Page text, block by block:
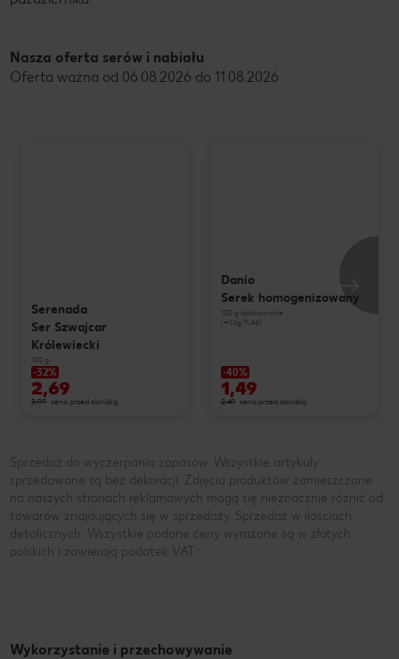
Nasza oferta serów i nabiału
Oferta ważna od 06.08.2026 do 11.08.2026
Serenada
Ser Szwajcar
Królewiecki
100 g
-32%
2,69
3,99 cena przed obniżką
Danio
Serek homogenizowany
130 g opakowanie
(=1 kg 11,46)
-40%
1,49
2,49 cena przed obniżką
Sprzedaż do wyczerpania zapasów. Wszystkie artykuły
sprzedawane są bez dekoracji. Zdjęcia produktów zamieszczone
na naszych stronach reklamowych mogą się nieznacznie różnić od
towarów znajdujących się w sprzedaży. Sprzedaż w ilościach
detalicznych. Wszystkie podane ceny wyrażone są w złotych
polskich i zawierają podatek VAT.
Wykorzystanie i przechowywanie